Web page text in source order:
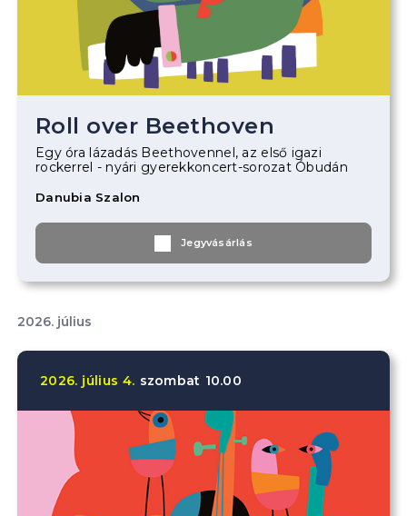
Roll over Beethoven
Egy óra lázadás Beethovennel, az első igazi
rockerrel - nyári gyerekkoncert-sorozat Óbudán
Danubia Szalon
Jegyvásárlás
2026. július
2026. július 4. szombat 10.00